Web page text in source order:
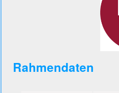
Rahmendaten